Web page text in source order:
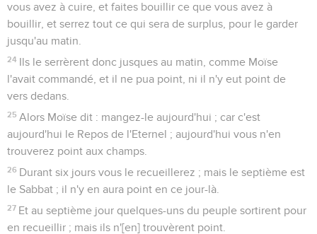
vous avez à cuire, et faites bouillir ce que vous avez à
bouillir, et serrez tout ce qui sera de surplus, pour le garder
jusqu'au matin.
24 Ils le serrèrent donc jusques au matin, comme Moïse
l'avait commandé, et il ne pua point, ni il n'y eut point de
vers dedans.
25 Alors Moïse dit : mangez-le aujourd'hui ; car c'est
aujourd'hui le Repos de l'Eternel ; aujourd'hui vous n'en
trouverez point aux champs.
26 Durant six jours vous le recueillerez ; mais le septième est
le Sabbat ; il n'y en aura point en ce jour-là.
27 Et au septième jour quelques-uns du peuple sortirent pour
en recueillir ; mais ils n'[en] trouvèrent point.